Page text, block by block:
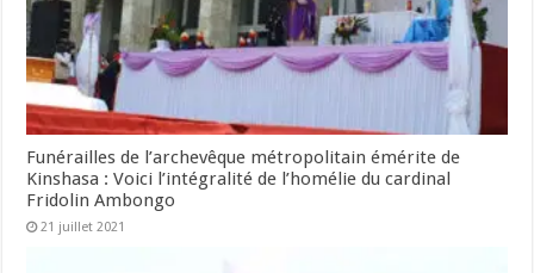
Funérailles de l’archevêque métropolitain émérite de
Kinshasa : Voici l’intégralité de l’homélie du cardinal
Fridolin Ambongo
21 juillet 2021